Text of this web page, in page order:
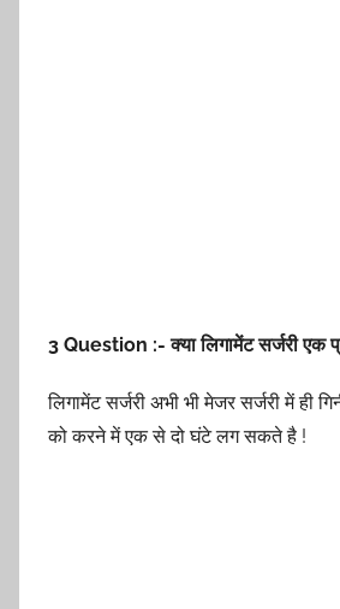
3 Question :- क्या लिगामेंट सर्जरी एक
लिगामेंट सर्जरी अभी भी मेजर सर्जरी में ही
को करने में एक से दो घंटे लग सकते है !